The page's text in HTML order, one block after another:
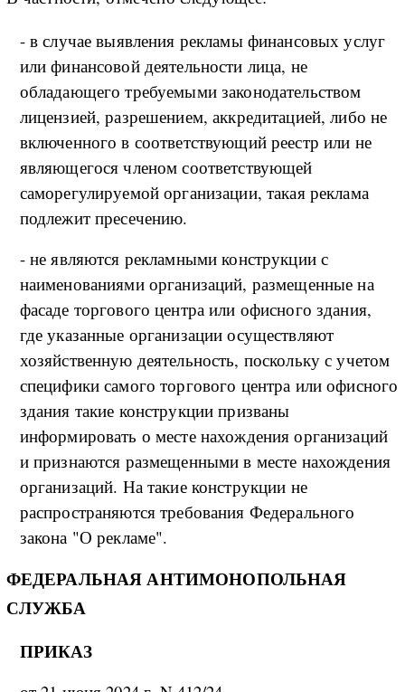
- в случае выявления рекламы финансовых услуг
или финансовой деятельности лица, не
обладающего требуемыми законодательством
лицензией, разрешением, аккредитацией, либо не
включенного в соответствующий реестр или не
являющегося членом соответствующей
саморегулируемой организации, такая реклама
подлежит пресечению.
- не являются рекламными конструкции с
наименованиями организаций, размещенные на
фасаде торгового центра или офисного здания,
где указанные организации осуществляют
хозяйственную деятельность, поскольку с учетом
специфики самого торгового центра или офисного
здания такие конструкции призваны
информировать о месте нахождения организаций
и признаются размещенными в месте нахождения
организаций. На такие конструкции не
распространяются требования Федерального
закона "О рекламе".
ФЕДЕРАЛЬНАЯ АНТИМОНОПОЛЬНАЯ
СЛУЖБА
ПРИКАЗ